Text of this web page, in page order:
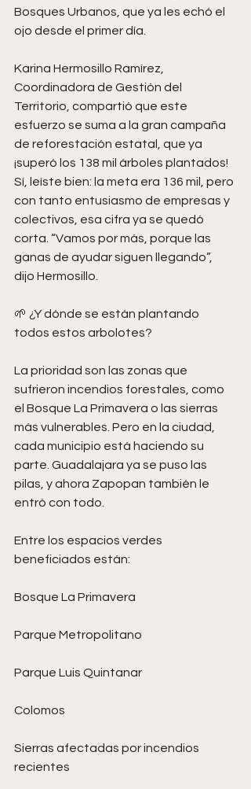
Bosques Urbanos, que ya les echó el
ojo desde el primer día.
Karina Hermosillo Ramírez,
Coordinadora de Gestión del
Territorio, compartió que este
esfuerzo se suma a la gran campaña
de reforestación estatal, que ya
¡superó los 138 mil árboles plantados!
Sí, leíste bien: la meta era 136 mil, pero
con tanto entusiasmo de empresas y
colectivos, esa cifra ya se quedó
corta. “Vamos por más, porque las
ganas de ayudar siguen llegando”,
dijo Hermosillo.
🌱 ¿Y dónde se están plantando
todos estos arbolotes?
La prioridad son las zonas que
sufrieron incendios forestales, como
el Bosque La Primavera o las sierras
más vulnerables. Pero en la ciudad,
cada municipio está haciendo su
parte. Guadalajara ya se puso las
pilas, y ahora Zapopan también le
entró con todo.
Entre los espacios verdes
beneficiados están:
Bosque La Primavera
Parque Metropolitano
Parque Luis Quintanar
Colomos
Sierras afectadas por incendios
recientes